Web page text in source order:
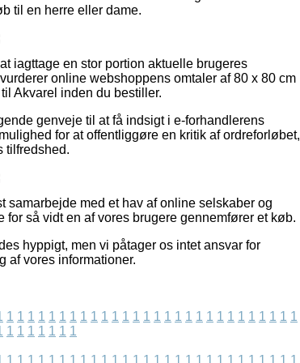
til en herre eller dame.
iagttage en stor portion aktuelle brugeres
online webshoppens omtaler af 80 x 80 cm
Akvarel inden du bestiller.
genveje til at få indsigt i e-forhandlerens
for at offentliggøre en kritik af ordreforløbet,
tilfredshed.
med et hav af online selskaber og
så vidt en af vores brugere gennemfører et køb.
hyppigt, men vi påtager os intet ansvar for
af vores informationer.
1 1 1 1 1 1 1 1 1 1 1 1 1 1 1 1 1 1 1 1 1 1 1 1 1 1 1 1
1 1 1 1 1 1 1
1 1 1 1 1 1 1 1 1 1 1 1 1 1 1 1 1 1 1 1 1 1 1 1 1 1 1 1